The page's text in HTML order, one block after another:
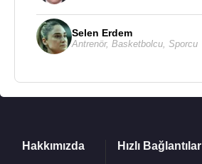
Selen Erdem
Antrenör, Basketbolcu Sporcu
Hakkımızda Hızlı Bağlantılar